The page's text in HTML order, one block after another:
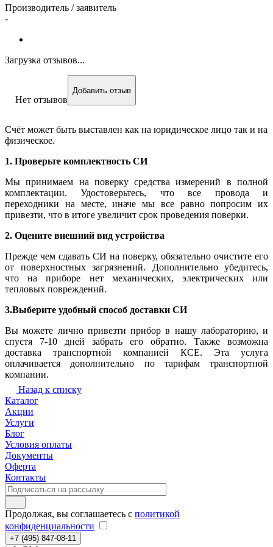
Производитель / заявитель
-
Загрузка отзывов...
Нет отзывов
Добавить отзыв
Счёт может быть выставлен как на юридическое лицо так и на
физическое.
1. Проверьте комплектность СИ
Мы принимаем на поверку средства измерений в полной
комплектации. Удостоверьтесь, что все провода и
переходники на месте, иначе мы все равно попросим их
привезти, что в итоге увеличит срок проведения поверки.
2. Оцените внешний вид устройства
Прежде чем сдавать СИ на поверку, обязательно очистите его
от поверхностных загрязнений. Дополнительно убедитесь,
что на приборе нет механических, электрических или
тепловых повреждений.
3.Выберите удобный способ доставки СИ
Вы можете лично привезти прибор в нашу лабораторию, и
спустя 7-10 дней забрать его обратно. Также возможна
доставка транспортной компанией КСЕ. Эта услуга
оплачивается дополнительно по тарифам транспортной
компании.
Назад к списку
Каталог
Акции
Услуги
Блог
Условия оплаты
Документы
Оферта
Контакты
Продолжая, вы соглашаетесь с политикой
конфиденциальности
+7 (495) 847-08-11